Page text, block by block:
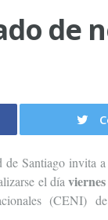
de
Santiago invita
el día
(CENI)